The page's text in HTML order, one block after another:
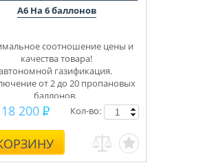
A6 На 6 баллонов
соотношение цены и
качества товара!
газификация.
от 2 до 20 пропановых
баллонов.
Укомплектуем под ключ.
Консультации, монтаж.
18 200
Кол-во: